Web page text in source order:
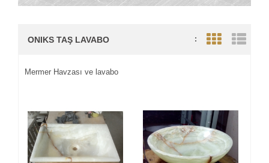
ONIKS TAŞ LAVABO : Grid View
Mermer Havzası ve lavabo